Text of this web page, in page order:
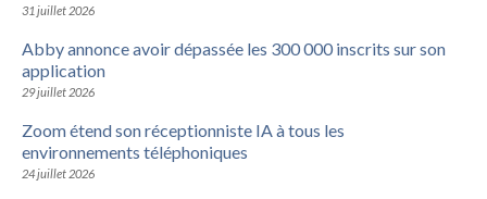
31 juillet 2026
Abby annonce avoir dépassée les 300 000 inscrits sur son
application
29 juillet 2026
Zoom étend son réceptionniste IA à tous les
environnements téléphoniques
24 juillet 2026